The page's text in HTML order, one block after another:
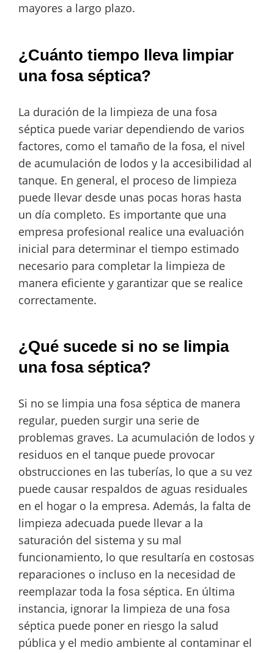
mayores a largo plazo.
¿Cuánto tiempo lleva limpiar
una fosa séptica?
La duración de la limpieza de una fosa
séptica puede variar dependiendo de varios
factores, como el tamaño de la fosa, el nivel
de acumulación de lodos y la accesibilidad al
tanque. En general, el proceso de limpieza
puede llevar desde unas pocas horas hasta
un día completo. Es importante que una
empresa profesional realice una evaluación
inicial para determinar el tiempo estimado
necesario para completar la limpieza de
manera eficiente y garantizar que se realice
correctamente.
¿Qué sucede si no se limpia
una fosa séptica?
Si no se limpia una fosa séptica de manera
regular, pueden surgir una serie de
problemas graves. La acumulación de lodos y
residuos en el tanque puede provocar
obstrucciones en las tuberías, lo que a su vez
puede causar respaldos de aguas residuales
en el hogar o la empresa. Además, la falta de
limpieza adecuada puede llevar a la
saturación del sistema y su mal
funcionamiento, lo que resultaría en costosas
reparaciones o incluso en la necesidad de
reemplazar toda la fosa séptica. En última
instancia, ignorar la limpieza de una fosa
séptica puede poner en riesgo la salud
pública y el medio ambiente al contaminar el